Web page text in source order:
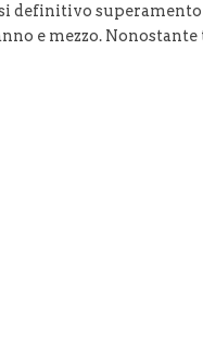
definitivo superamento
e mezzo.